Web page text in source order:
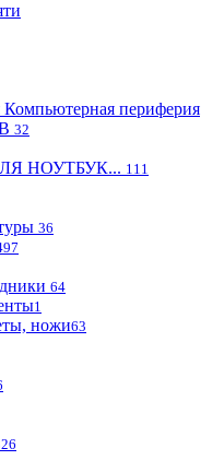
Компьютерная периферия
32
НОУТБУК... 111
36
64
1
ножи63